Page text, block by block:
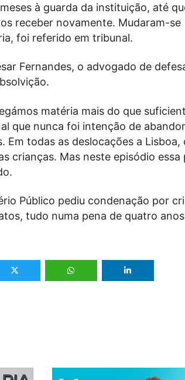
à guarda da instituição, até
receber novamente. Mudaram-se
foi referido em tribunal.
Fernandes, o advogado de
matéria mais do que
que nunca foi intenção de
Em todas as deslocações a Lisboa,
crianças. Mas neste episódio essa
Público pediu condenação por
tudo numa pena de quatro